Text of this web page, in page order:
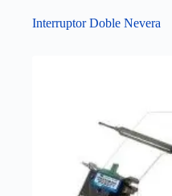
Interruptor Doble Nevera